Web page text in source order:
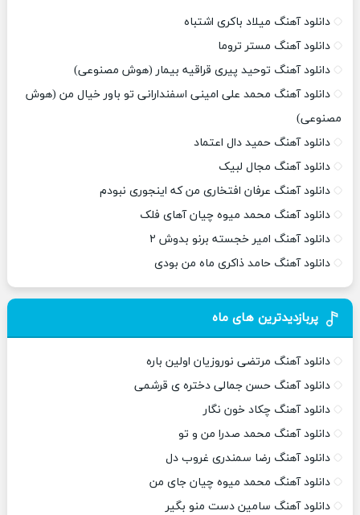
دانلود آهنگ میلاد باکری اشتباه
دانلود آهنگ مستر تروما
دانلود آهنگ توحید پیری قراقیه بیمار (هوش مصنوعی)
دانلود آهنگ محمد علی امینی اسفندارانی تو باور خیال من (هوش
مصنوعی)
دانلود آهنگ حمید دال اعتماد
دانلود آهنگ مجال لبیک
دانلود آهنگ عرفان افتخاری من که اینجوری نبودم
دانلود آهنگ محمد میوه چیان آهای فلک
دانلود آهنگ امیر خجسته برنو بدوش ۲
دانلود آهنگ حامد ذاکری ماه من بودی
پربازدیدترین های ماه
دانلود آهنگ مرتضی نوروزیان اولین باره
دانلود آهنگ حسن جمالی دختره ی قرشمی
دانلود آهنگ چکاد خون نگار
دانلود آهنگ محمد صدرا من و تو
دانلود آهنگ رضا سمندری غروب دل
دانلود آهنگ محمد میوه چیان جای من
دانلود آهنگ سامین دست منو بگیر